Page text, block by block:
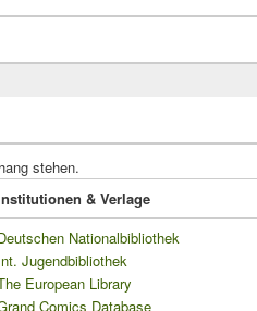
stehen.
& Verlage
Nationalbibliothek
Jugendbibliothek
European Library
Comics Database